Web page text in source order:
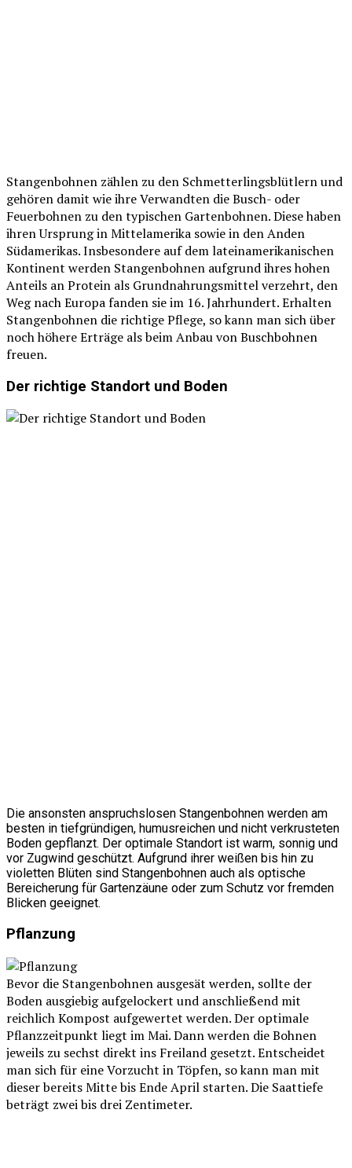
Stangenbohnen zählen zu den Schmetterlingsblütlern und
gehören damit wie ihre Verwandten die Busch- oder
Feuerbohnen zu den typischen Gartenbohnen. Diese haben
ihren Ursprung in Mittelamerika sowie in den Anden
Südamerikas. Insbesondere auf dem lateinamerikanischen
Kontinent werden Stangenbohnen aufgrund ihres hohen
Anteils an Protein als Grundnahrungsmittel verzehrt, den
Weg nach Europa fanden sie im 16. Jahrhundert. Erhalten
Stangenbohnen die richtige Pflege, so kann man sich über
noch höhere Erträge als beim Anbau von Buschbohnen
freuen.
Der richtige Standort und Boden
Die ansonsten anspruchslosen Stangenbohnen werden am
besten in tiefgründigen, humusreichen und nicht verkrusteten
Boden gepflanzt. Der optimale Standort ist warm, sonnig und
vor Zugwind geschützt. Aufgrund ihrer weißen bis hin zu
violetten Blüten sind Stangenbohnen auch als optische
Bereicherung für Gartenzäune oder zum Schutz vor fremden
Blicken geeignet.
Pflanzung
Bevor die Stangenbohnen ausgesät werden, sollte der
Boden ausgiebig aufgelockert und anschließend mit
reichlich Kompost aufgewertet werden. Der optimale
Pflanzzeitpunkt liegt im Mai. Dann werden die Bohnen
jeweils zu sechst direkt ins Freiland gesetzt. Entscheidet
man sich für eine Vorzucht in Töpfen, so kann man mit
dieser bereits Mitte bis Ende April starten. Die Saattiefe
beträgt zwei bis drei Zentimeter.